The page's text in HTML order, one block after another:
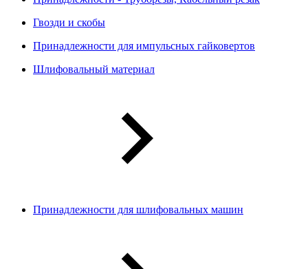
Гвозди и скобы
Принадлежности для импульсных гайковертов
Шлифовальный материал
Принадлежности для шлифовальных машин